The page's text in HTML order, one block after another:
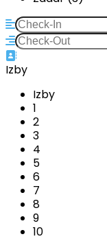
Izby
Izby
1
2
3
4
5
6
7
8
9
10